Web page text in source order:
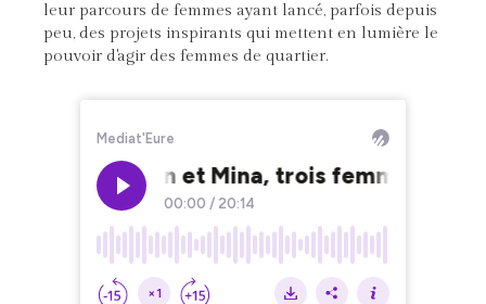
leur parcours de femmes ayant lancé, parfois depuis
peu, des projets inspirants qui mettent en lumière le
pouvoir d'agir des femmes de quartier.